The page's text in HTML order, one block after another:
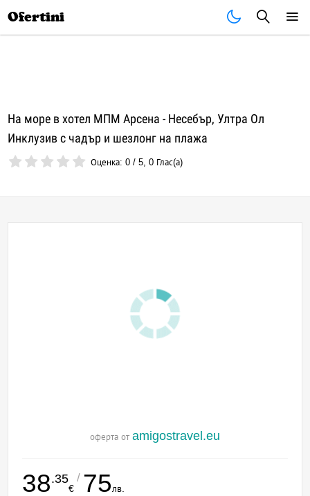
Ofertini
На море в хотел МПМ Арсена - Несебър, Ултра Ол
Инклузив с чадър и шезлонг на плажа
Оценка:0 /5,0 Глас(а)
оферта от amigostravel.eu
38.35
€
/ 75лв.